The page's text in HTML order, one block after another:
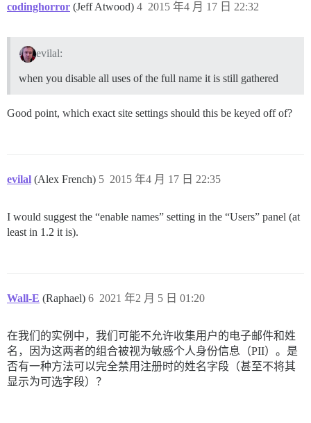
codinghorror (Jeff Atwood) 2015 年4 月 17 日 22:32
4
evilal:
when you disable all uses of the full name it is still gathered
Good point, which exact site settings should this be keyed off of?
evilal (Alex French) 2015 年4 月 17 日 22:35
5
I would suggest the “enable names” setting in the “Users” panel (at
least in 1.2 it is).
Wall-E (Raphael) 2021 年2 月 5 日 01:20
6
在我们的实例中，我们可能不允许收集用户的电子邮件和姓
名，因为这两者的组合被视为敏感个人身份信息（PII）。是
否有一种方法可以完全禁用注册时的姓名字段（甚至不将其
显示为可选字段）？